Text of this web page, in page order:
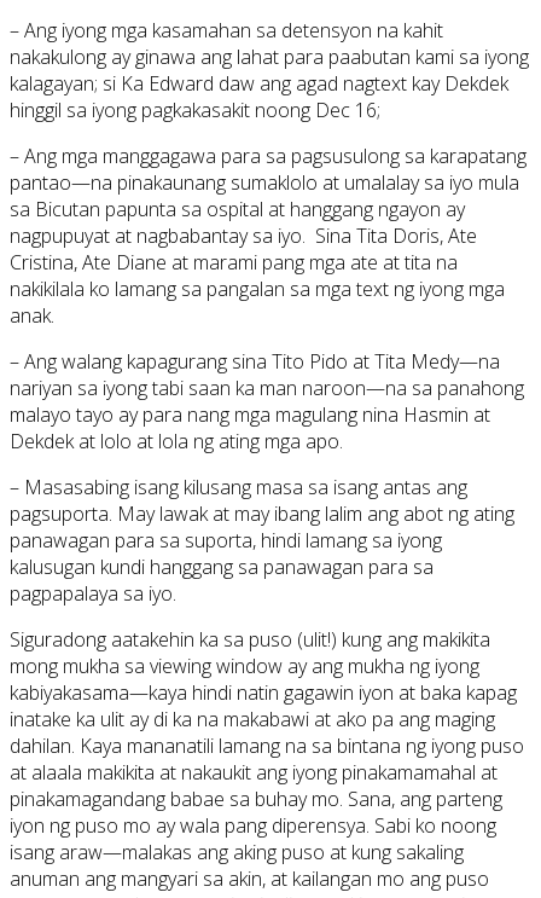
– Ang iyong mga kasamahan sa detensyon na kahit
nakakulong ay ginawa ang lahat para paabutan kami sa iyong
kalagayan; si Ka Edward daw ang agad nagtext kay Dekdek
hinggil sa iyong pagkakasakit noong Dec 16;
– Ang mga manggagawa para sa pagsusulong sa karapatang
pantao—na pinakaunang sumaklolo at umalalay sa iyo mula
sa Bicutan papunta sa ospital at hanggang ngayon ay
nagpupuyat at nagbabantay sa iyo. Sina Tita Doris, Ate
Cristina, Ate Diane at marami pang mga ate at tita na
nakikilala ko lamang sa pangalan sa mga text ng iyong mga
anak.
– Ang walang kapagurang sina Tito Pido at Tita Medy—na
nariyan sa iyong tabi saan ka man naroon—na sa panahong
malayo tayo ay para nang mga magulang nina Hasmin at
Dekdek at lolo at lola ng ating mga apo.
– Masasabing isang kilusang masa sa isang antas ang
pagsuporta. May lawak at may ibang lalim ang abot ng ating
panawagan para sa suporta, hindi lamang sa iyong
kalusugan kundi hanggang sa panawagan para sa
pagpapalaya sa iyo.
Siguradong aatakehin ka sa puso (ulit!) kung ang makikita
mong mukha sa viewing window ay ang mukha ng iyong
kabiyakasama—kaya hindi natin gagawin iyon at baka kapag
inatake ka ulit ay di ka na makabawi at ako pa ang maging
dahilan. Kaya mananatili lamang na sa bintana ng iyong puso
at alaala makikita at nakaukit ang iyong pinakamamahal at
pinakamagandang babae sa buhay mo. Sana, ang parteng
iyon ng puso mo ay wala pang diperensya. Sabi ko noong
isang araw—malakas ang aking puso at kung sakaling
anuman ang mangyari sa akin, at kailangan mo ang puso